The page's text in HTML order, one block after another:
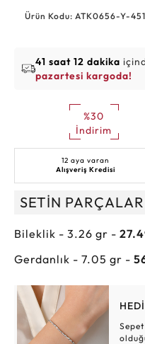
Ürün Kodu: ATK0656-Y-
41 saat 12 dakika
pazartesi kargoda!
%30
İndirim
12 aya varan
Alışveriş Kredisi
SETİN
Bileklik - 3.26 gr -
Gerdanlık - 7.05 gr -